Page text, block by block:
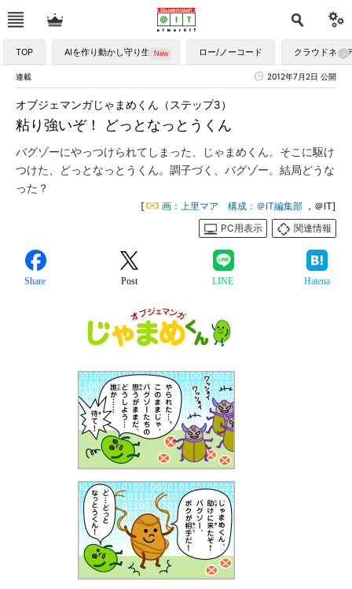
TOP AIを作り動かし守り生かす ロー/ノーコード クラウドネイ
連載 2012年7月2日 公開
粘り強いぞ！ どっとなっとうくん
オブジェマンガじゃまめくん（ステップ3）
バグゾーにやっつけられてしまった、じゃまめくん。そこに駆け
つけた、どっとなっとうくん。調子づく、バグゾー。結局どうな
った？
[ 画：上里マア 構成：＠IT編集部 ，＠IT]
PC用表示
関連情報
Share Post LINE Hatena